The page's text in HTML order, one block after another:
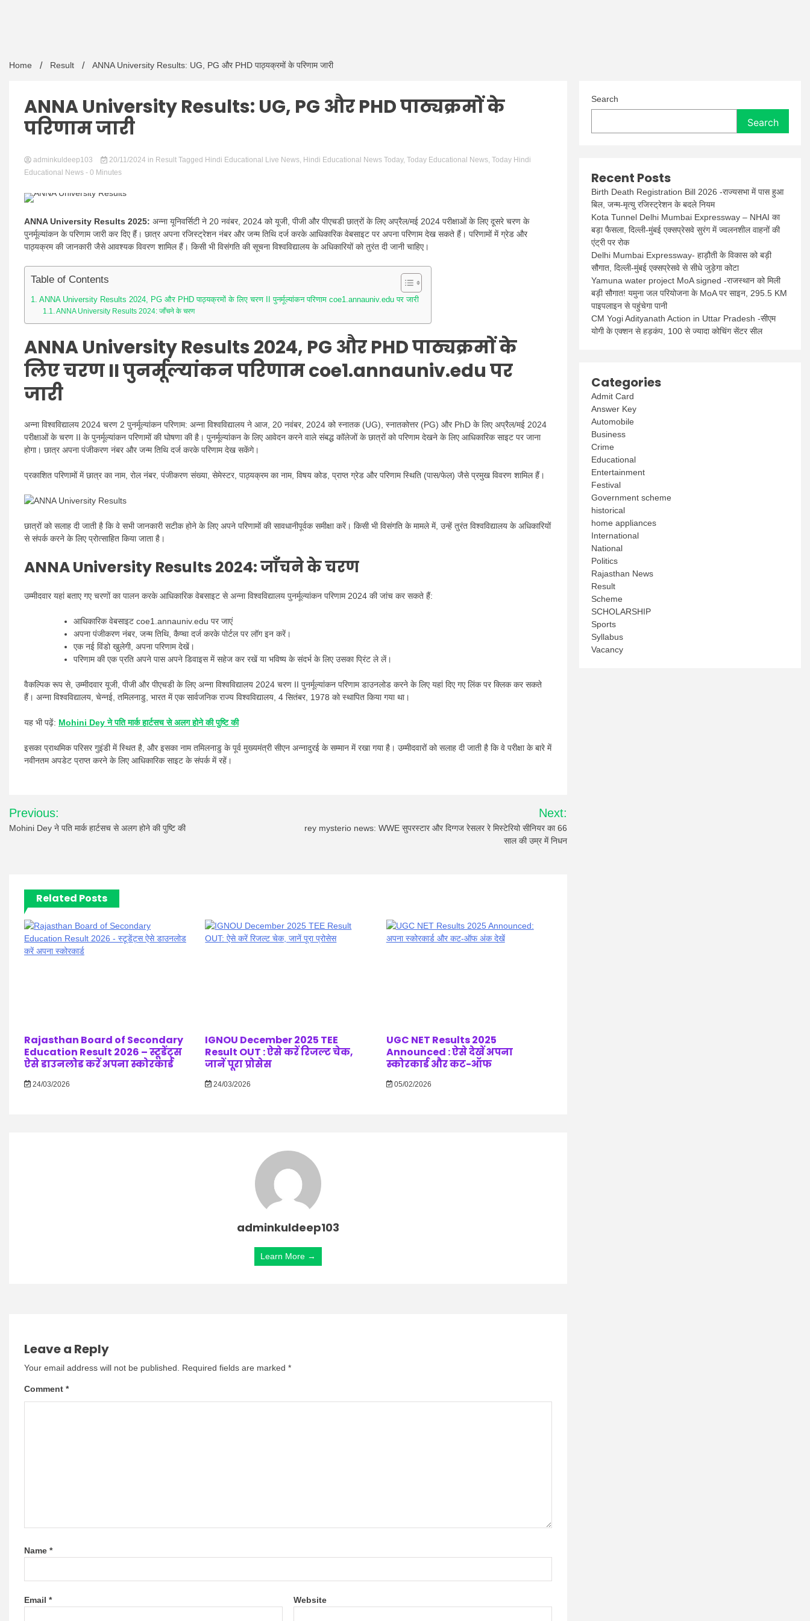
Home Result ANNA University Results: UG, PG और PHD पाठ्यक्रमों के परिणाम जारी
ANNA University Results: UG, PG और PHD पाठ्यक्रमों के
परिणाम जारी
adminkuldeep103 20/11/2024 in Result Tagged Hindi Educational Live News, Hindi Educational News Today, Today Educational News, Today Hindi
Educational News - 0 Minutes
ANNA University Results 2025: अन्ना यूनिवर्सिटी ने 20 नवंबर, 2024 को यूजी, पीजी और पीएचडी छात्रों के लिए अप्रैल/मई 2024 परीक्षाओं के लिए दूसरे चरण के
पुनर्मूल्यांकन के परिणाम जारी कर दिए हैं। छात्र अपना रजिस्ट्रेशन नंबर और जन्म तिथि दर्ज करके आधिकारिक वेबसाइट पर अपना परिणाम देख सकते हैं। परिणामों में ग्रेड और
पाठ्यक्रम की जानकारी जैसे आवश्यक विवरण शामिल हैं। किसी भी विसंगति की सूचना विश्वविद्यालय के अधिकारियों को तुरंत दी जानी चाहिए।
Table of Contents
ANNA University Results 2024, PG और PHD पाठ्यक्रमों के लिए चरण II पुनर्मूल्यांकन परिणाम coe1.annauniv.edu पर जारी
ANNA University Results 2024: जाँचने के चरण
ANNA University Results 2024, PG और PHD पाठ्यक्रमों के
लिएचरण II पुनर्मूल्यांकन परिणाम coe1.annauniv.edu पर
जारी
अन्ना विश्वविद्यालय 2024 चरण 2 पुनर्मूल्यांकन परिणाम: अन्ना विश्वविद्यालय ने आज, 20 नवंबर, 2024 को स्नातक (UG), स्नातकोत्तर (PG) और PhD के लिए अप्रैल/मई 2024
परीक्षाओं के चरण II के पुनर्मूल्यांकन परिणामों की घोषणा की है। पुनर्मूल्यांकन के लिए आवेदन करने वाले संबद्ध कॉलेजों के छात्रों को परिणाम देखने के लिए आधिकारिक साइट पर जाना
होगा। छात्र अपना पंजीकरण नंबर और जन्म तिथि दर्ज करके परिणाम देख सकेंगे।
प्रकाशित परिणामों में छात्र का नाम, रोल नंबर, पंजीकरण संख्या, सेमेस्टर, पाठ्यक्रम का नाम, विषय कोड, प्राप्त ग्रेड और परिणाम स्थिति (पास/फेल) जैसे प्रमुख विवरण शामिल हैं।
छात्रों को सलाह दी जाती है कि वे सभी जानकारी सटीक होने के लिए अपने परिणामों की सावधानीपूर्वक समीक्षा करें। किसी भी विसंगति के मामले में, उन्हें तुरंत विश्वविद्यालय के अधिकारियों
से संपर्क करने के लिए प्रोत्साहित किया जाता है।
ANNA University Results 2024: जाँचने के चरण
उम्मीदवार यहां बताए गए चरणों का पालन करके आधिकारिक वेबसाइट से अन्ना विश्वविद्यालय पुनर्मूल्यांकन परिणाम 2024 की जांच कर सकते हैं:
आधिकारिक वेबसाइट coe1.annauniv.edu पर जाएं
अपना पंजीकरण नंबर, जन्म तिथि, कैप्चा दर्ज करके पोर्टल पर लॉग इन करें।
एक नई विंडो खुलेगी, अपना परिणाम देखें।
परिणाम की एक प्रति अपने पास अपने डिवाइस में सहेज कर रखें या भविष्य के संदर्भ के लिए उसका प्रिंट ले लें।
वैकल्पिक रूप से, उम्मीदवार यूजी, पीजी और पीएचडी के लिए अन्ना विश्वविद्यालय 2024 चरण II पुनर्मूल्यांकन परिणाम डाउनलोड करने के लिए यहां दिए गए लिंक पर क्लिक कर सकते
हैं। अन्ना विश्वविद्यालय, चेन्नई, तमिलनाडु, भारत में एक सार्वजनिक राज्य विश्वविद्यालय, 4 सितंबर, 1978 को स्थापित किया गया था।
यह भी पढ़ें: Mohini Dey ने पति मार्क हार्टसच से अलग होने की पुष्टि की
इसका प्राथमिक परिसर गुइंडी में स्थित है, और इसका नाम तमिलनाडु के पूर्व मुख्यमंत्री सीएन अन्नादुरई के सम्मान में रखा गया है। उम्मीदवारों को सलाह दी जाती है कि वे परीक्षा के बारे में
नवीनतम अपडेट प्राप्त करने के लिए आधिकारिक साइट के संपर्क में रहें।
Post
navigation
Previous:
Mohini Dey ने पति मार्क हार्टसच से अलग होने की पुष्टि की
Next:
rey mysterio news: WWE सुपरस्टार और दिग्गज रेसलर रे मिस्टेरियो सीनियर का 66
साल की उम्र में निधन
Related Posts
Rajasthan Board of Secondary
Education Result 2026 – स्टूडेंट्स
ऐसे डाउनलोड करें अपना स्कोरकार्ड
24/03/2026
IGNOU December 2025 TEE
Result OUT : ऐसे करें रिजल्ट चेक,
जानें पूरा प्रोसेस
24/03/2026
UGC NET Results 2025
Announced : ऐसे देखें अपना
स्कोरकार्ड और कट-ऑफ
05/02/2026
adminkuldeep103
Learn More →
Leave a Reply
Your email address will not be published. Required fields are marked *
Comment *
Name *
Email * Website
Search
Search
Recent Posts
Birth Death Registration Bill 2026 -राज्यसभा में पास हुआ
बिल, जन्म-मृत्यु रजिस्ट्रेशन के बदले नियम
Kota Tunnel Delhi Mumbai Expressway – NHAI का
बड़ा फैसला, दिल्ली-मुंबई एक्सप्रेसवे सुरंग में ज्वलनशील वाहनों की
एंट्री पर रोक
Delhi Mumbai Expressway- हाड़ौती के विकास को बड़ी
सौगात, दिल्ली-मुंबई एक्सप्रेसवे से सीधे जुड़ेगा कोटा
Yamuna water project MoA signed -राजस्थान को मिली
बड़ी सौगात! यमुना जल परियोजना के MoA पर साइन, 295.5 KM
पाइपलाइन से पहुंचेगा पानी
CM Yogi Adityanath Action in Uttar Pradesh -सीएम
योगी के एक्शन से हड़कंप, 100 से ज्यादा कोचिंग सेंटर सील
Categories
Admit Card
Answer Key
Automobile
Business
Crime
Educational
Entertainment
Festival
Government scheme
historical
home appliances
International
National
Politics
Rajasthan News
Result
Scheme
SCHOLARSHIP
Sports
Syllabus
Vacancy